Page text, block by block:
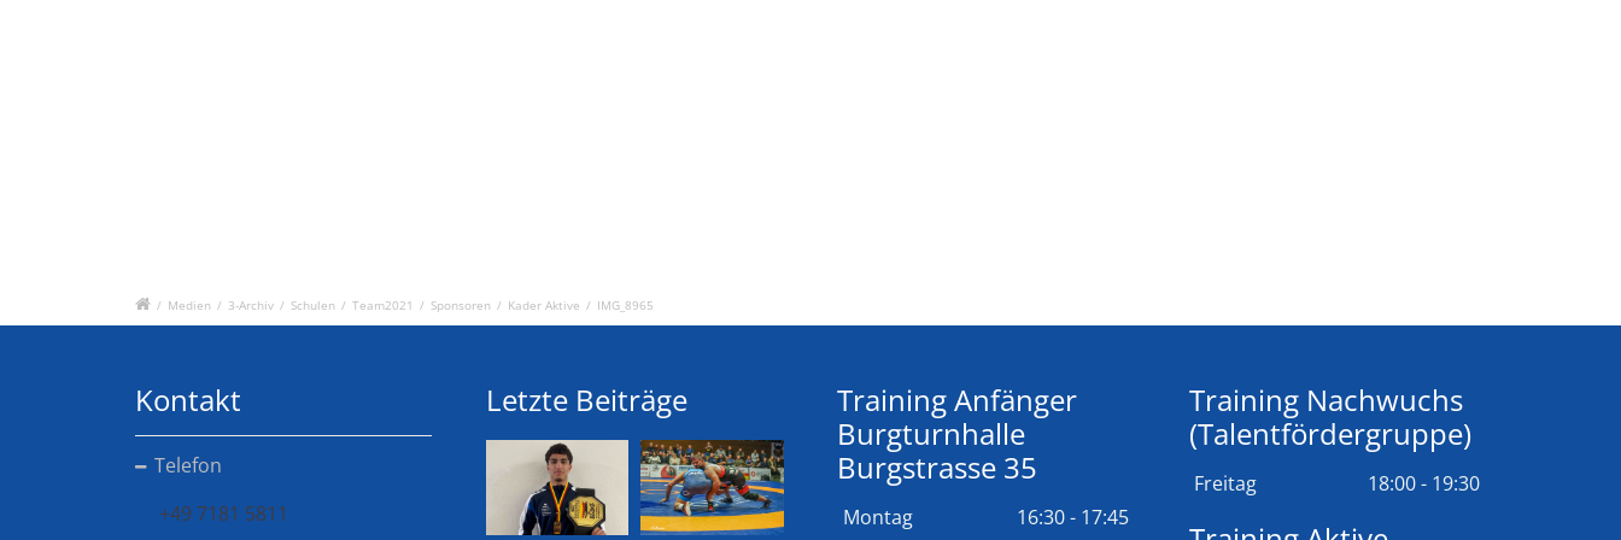
/ Medien / 3-Archiv / Schulen / Team2021 / Sponsoren / Kader Aktive / IMG_8965
Kontakt
Telefon
+49 7181 5811
Letzte Beiträge
Training Anfänger
Burgturnhalle
Burgstrasse 35
Montag 16:30 - 17:45
Training Nachwuchs
(Talentfördergruppe)
Freitag 18:00 - 19:30